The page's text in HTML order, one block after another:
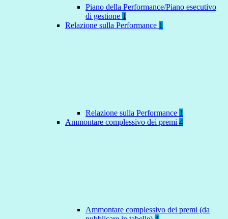
Piano della Performance/Piano esecutivo
di gestione 1
Relazione sulla Performance 1
Relazione sulla Performance 1
Ammontare complessivo dei premi 4
Ammontare complessivo dei premi (da